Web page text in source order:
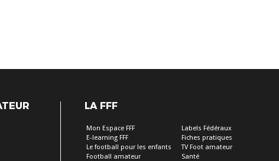
LA FFF
Mon Espace FFF
E-learning FFF
Le football pour les enfants
Football amateur
Labels Fédéraux
Fiches pratiques
TV Foot amateur
Santé